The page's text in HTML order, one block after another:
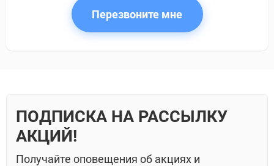
Перезвоните мне
ПОДПИСКА НА РАССЫЛКУ
АКЦИЙ!
Получайте оповещения об акциях и